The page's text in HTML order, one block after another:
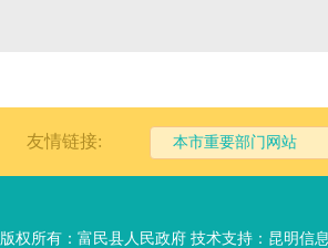
友情链接: 本市重要部门网站
版权所有：富民县人民政府 技术支持： 昆明信